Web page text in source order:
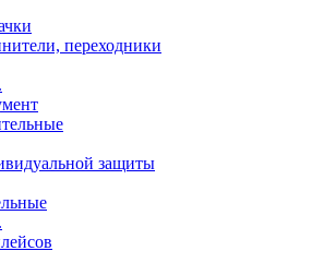
переходники
защиты